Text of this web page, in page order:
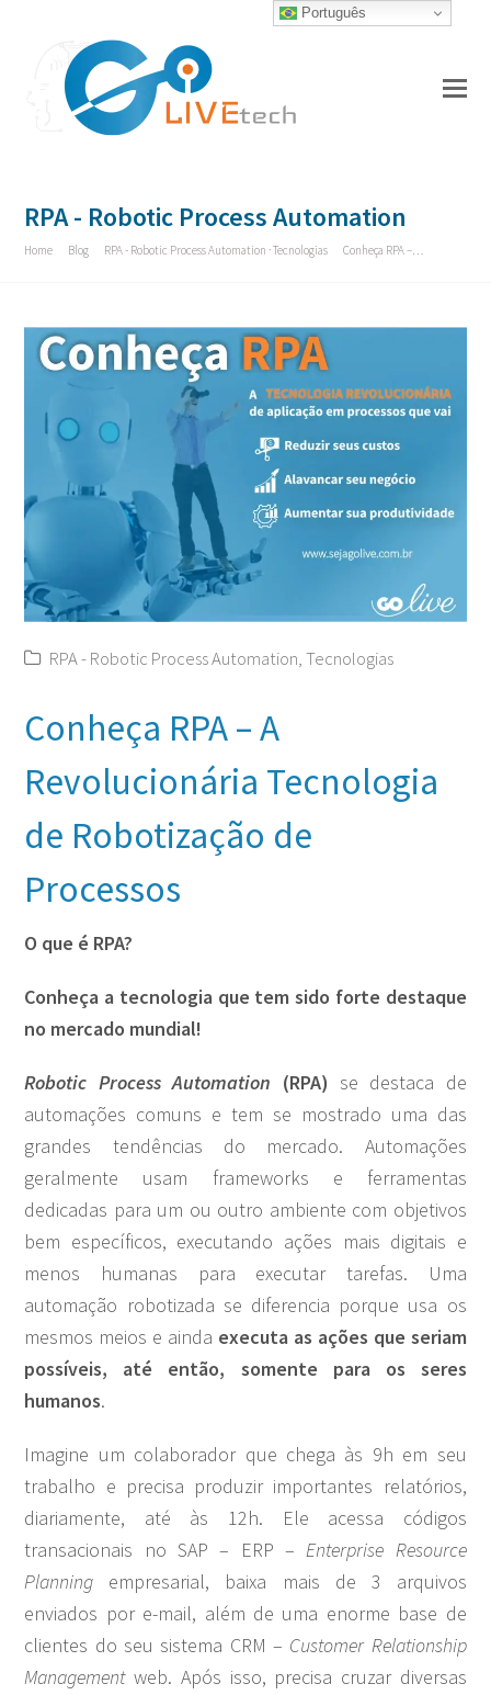
RPA - Robotic Process Automation
Home Blog RPA - Robotic Process Automation ·Tecnologias Conheça RPA –…
RPA - Robotic Process Automation, Tecnologias
Conheça RPA – A
Revolucionária Tecnologia
de Robotização de
Processos
O que é RPA?
Conheça a tecnologia que tem sido forte destaque
no mercado mundial!
Robotic Process Automation (RPA) se destaca de
automações comuns e tem se mostrado uma das
grandes tendências do mercado. Automações
geralmente usam frameworks e ferramentas
dedicadas para um ou outro ambiente com objetivos
bem específicos, executando ações mais digitais e
menos humanas para executar tarefas. Uma
automação robotizada se diferencia porque usa os
mesmos meios e ainda executa as ações que seriam
possíveis, até então, somente para os seres
humanos.
Imagine um colaborador que chega às 9h em seu
trabalho e precisa produzir importantes relatórios,
diariamente, até às 12h. Ele acessa códigos
transacionais no SAP – ERP –Enterprise Resource
Planning empresarial, baixa mais de 3 arquivos
enviados por e-mail, além de uma enorme base de
clientes do seu sistema CRM – Customer Relationship
Managementweb. Após isso, precisa cruzar diversas
Português